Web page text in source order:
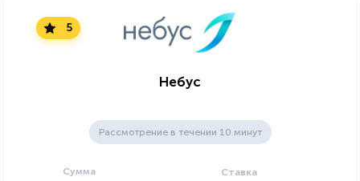
5
Небус
Рассмотрение в течении 10 минут
Сумма Ставка